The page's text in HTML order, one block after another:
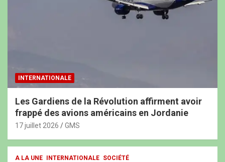
INTERNATIONALE
Les Gardiens de la Révolution affirment avoir
frappé des avions américains en Jordanie
17 juillet 2026 GMS
A LA UNE INTERNATIONALE SOCIÉTÉ